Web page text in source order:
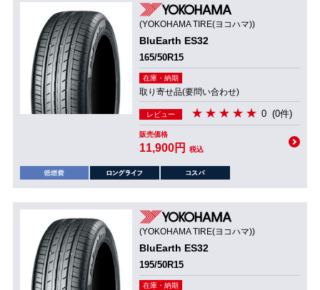
(YOKOHAMA TIRE(ヨコハマ))
BluEarth ES32
165/50R15
在庫・納期
取り寄せ品(要問い合わせ)
レビュー 0 (0件)
販売価格
11,900円 税込
(YOKOHAMA TIRE(ヨコハマ))
BluEarth ES32
195/50R15
在庫・納期